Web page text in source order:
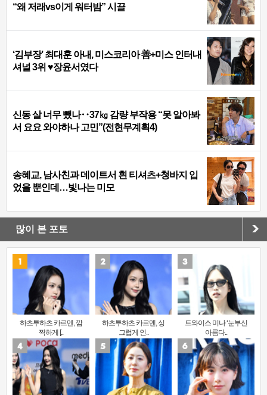
“왜 저래vs이게 워터밤” 시끌
‘김부장’ 최대훈 아내, 미스코리아 善+미스 인터내
셔널 3위 ♥장윤서였다
신동 살 너무 뺐나‥37㎏ 감량 부작용 “못 알아봐
서 요요 와야하나 고민”(전현무계획4)
송혜교, 남사친과 데이트서 흰 티셔츠+청바지 입
었을 뿐인데…빛나는 미모
많이 본 포토
하츠투하츠 카르멘, 깜
찍하게 [..
하츠투하츠 카르멘, 싱
그럽게 인..
트와이스 미나 ‘눈부신
아름다..